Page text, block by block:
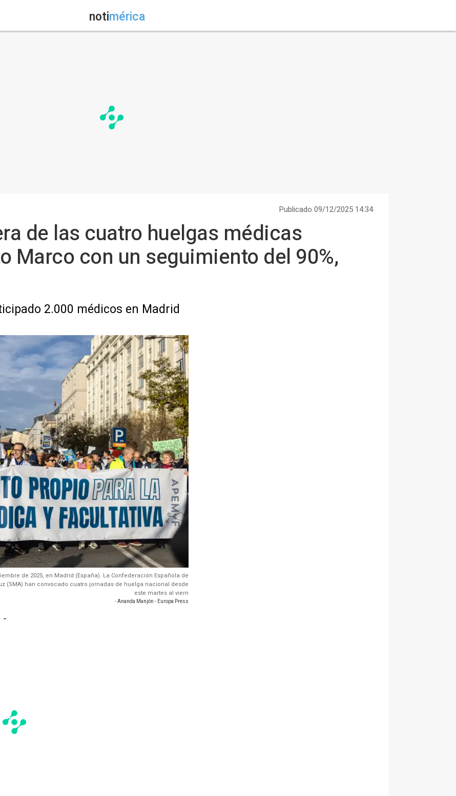
notimérica
Publicado 09/12/2025 14:34
de las cuatro huelgas médicas
Marco con un seguimiento del 90%,
2.000 médicos en Madrid
de 2025, en Madrid (España). La Confederación Española de
(SMA) han convocado cuatro jornadas de huelga nacional desde
este martes al viern
- Ananda Manjón - Europa Press
-